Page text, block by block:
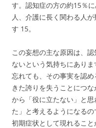
す。認知症の方の約15％
人、介護に長く関わる人
す 15。
この妄想の主な原因は、
ないという気持ちにありま
忘れても、その事実を認
きた誇りを失うことにつ
から「役に立たない」と
た」と考えるようになるの
初期症状として現れるこ